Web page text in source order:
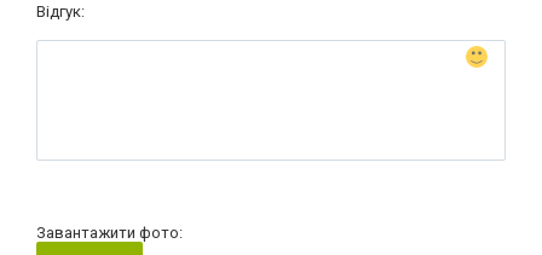
Відгук:
Завантажити фото: